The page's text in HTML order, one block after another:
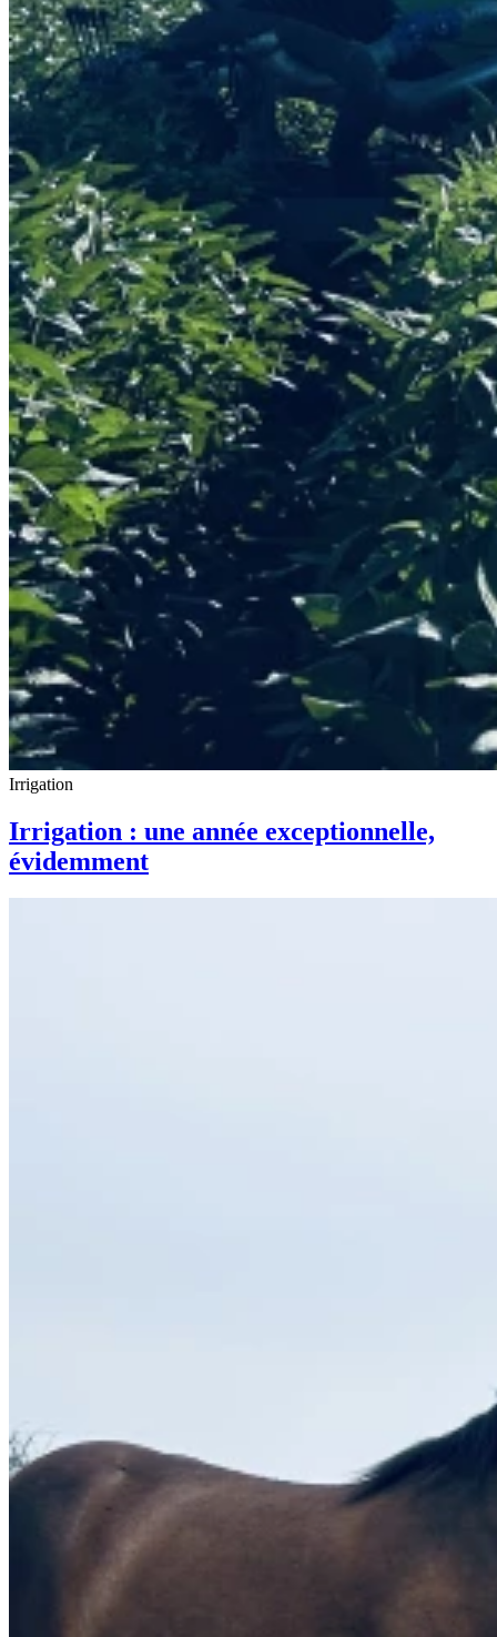
Irrigation
Irrigation : une année exceptionnelle,
évidemment